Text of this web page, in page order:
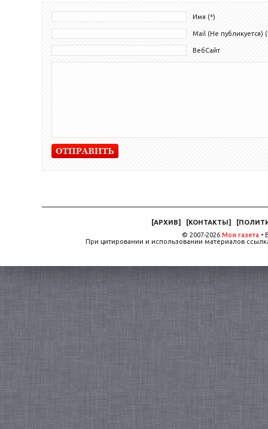
Имя (*)
Mail (Не публикуется)
ВебСайт
[АРХИВ] [КОНТАКТЫ] [
© 2007-2026 Моя газета •
При цитировании и использовании материалов